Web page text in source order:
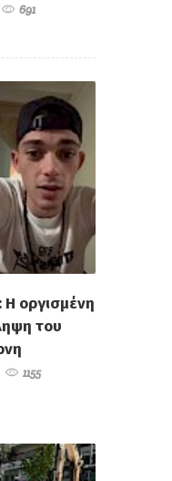
691
Η οργισμένη
του
1155